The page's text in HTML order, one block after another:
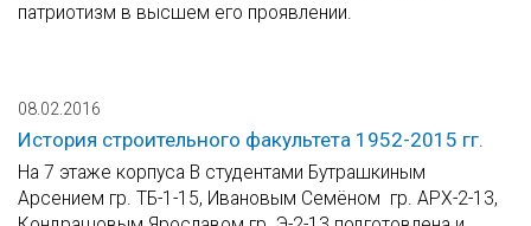
патриотизм в высшем его проявлении.
08.02.2016
История строительного факультета 1952-2015 гг.
На 7 этаже корпуса В студентами Бутрашкиным
Арсением гр. ТБ-1-15, Ивановым Семёном гр. АРХ-2-13,